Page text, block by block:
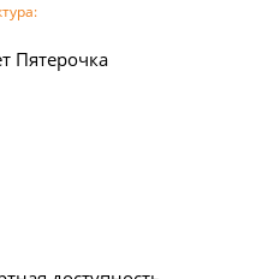
Пятерочка